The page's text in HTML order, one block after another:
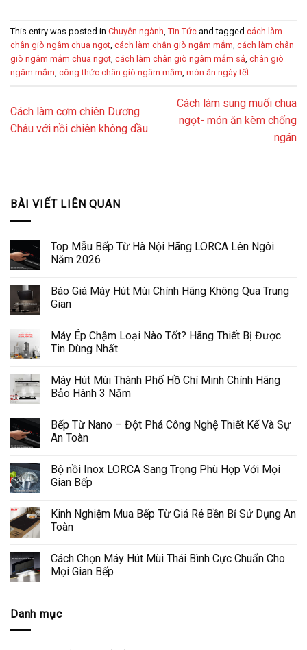
This entry was posted in Chuyên ngành, Tin Tức and tagged cách làm
chân giò ngâm chua ngọt, cách làm chân giò ngâm mắm, cách làm chân
giò ngâm mắm chua ngọt, cách làm chân giò ngâm mắm sả, chân giò
ngâm mắm, công thức chân giò ngâm mắm, món ăn ngày tết.
Cách làm cơm chiên Dương
Châu với nồi chiên không dầu
Cách làm sung muối chua
ngọt- món ăn kèm chống
ngán
BÀI VIẾT LIÊN QUAN
Top Mẫu Bếp Từ Hà Nội Hãng LORCA Lên Ngôi
Năm 2026
Báo Giá Máy Hút Mùi Chính Hãng Không Qua Trung
Gian
Máy Ép Chậm Loại Nào Tốt? Hãng Thiết Bị Được
Tin Dùng Nhất
Máy Hút Mùi Thành Phố Hồ Chí Minh Chính Hãng
Bảo Hành 3 Năm
Bếp Từ Nano – Đột Phá Công Nghệ Thiết Kế Và Sự
An Toàn
Bộ nồi Inox LORCA Sang Trọng Phù Hợp Với Mọi
Gian Bếp
Kinh Nghiệm Mua Bếp Từ Giá Rẻ Bền Bỉ Sử Dụng An
Toàn
Cách Chọn Máy Hút Mùi Thái Bình Cực Chuẩn Cho
Mọi Gian Bếp
Danh mục